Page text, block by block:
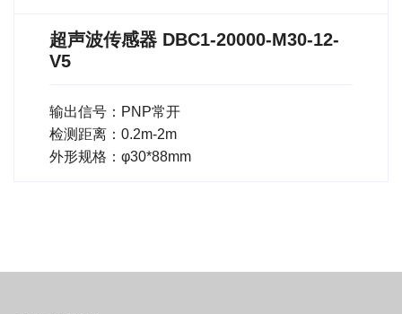
超声波传感器 DBC1-20000-M30-12-
V5
输出信号：PNP常开
检测距离：0.2m-2m
外形规格：φ30*88mm